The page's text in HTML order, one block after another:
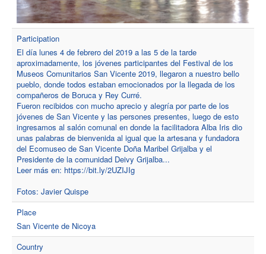
Participation
El día lunes 4 de febrero del 2019 a las 5 de la tarde
aproximadamente, los jóvenes participantes del Festival de los
Museos Comunitarios San Vicente 2019, llegaron a nuestro bello
pueblo, donde todos estaban emocionados por la llegada de los
compañeros de Boruca y Rey Curré.
Fueron recibidos con mucho aprecio y alegría por parte de los
jóvenes de San Vicente y las persones presentes, luego de esto
ingresamos al salón comunal en donde la facilitadora Alba Iris dio
unas palabras de bienvenida al igual que la artesana y fundadora
del Ecomuseo de San Vicente Doña Maribel Grijalba y el
Presidente de la comunidad Deivy Grijalba...
Leer más en: https://bit.ly/2UZIJIg
Fotos: Javier Quispe
Place
San Vicente de Nicoya
Country